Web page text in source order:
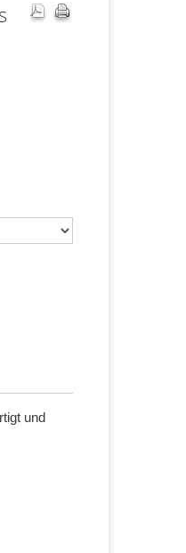
und